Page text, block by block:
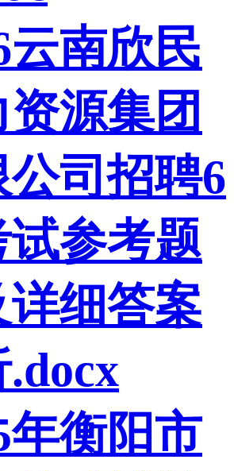
云南欣民
资源集团
司招聘6
试参考题
详细答案
年衡阳市